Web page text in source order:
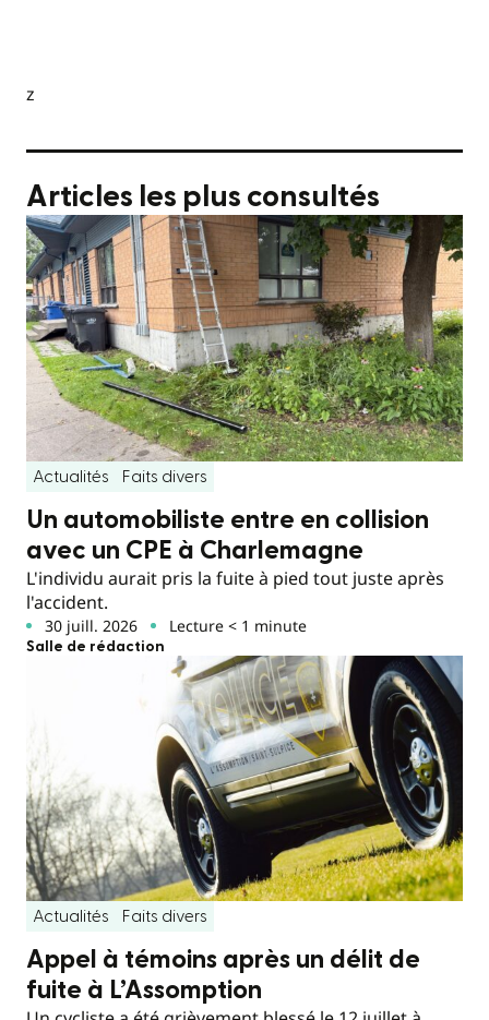
z
Articles les plus consultés
Actualités Faits divers
Un automobiliste entre en collision
avec un CPE à Charlemagne
L'individu aurait pris la fuite à pied tout juste après
l'accident.
30 juill. 2026 Lecture < 1 minute
Salle de rédaction
Actualités Faits divers
Appel à témoins après un délit de
fuite à L’Assomption